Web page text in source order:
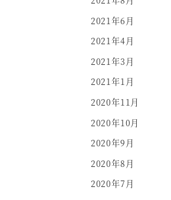
2021年6月
2021年4月
2021年3月
2021年1月
2020年11月
2020年10月
2020年9月
2020年8月
2020年7月